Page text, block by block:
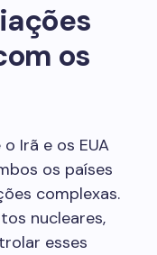
os
Irã e os EUA
os países
complexas.
nucleares,
esses